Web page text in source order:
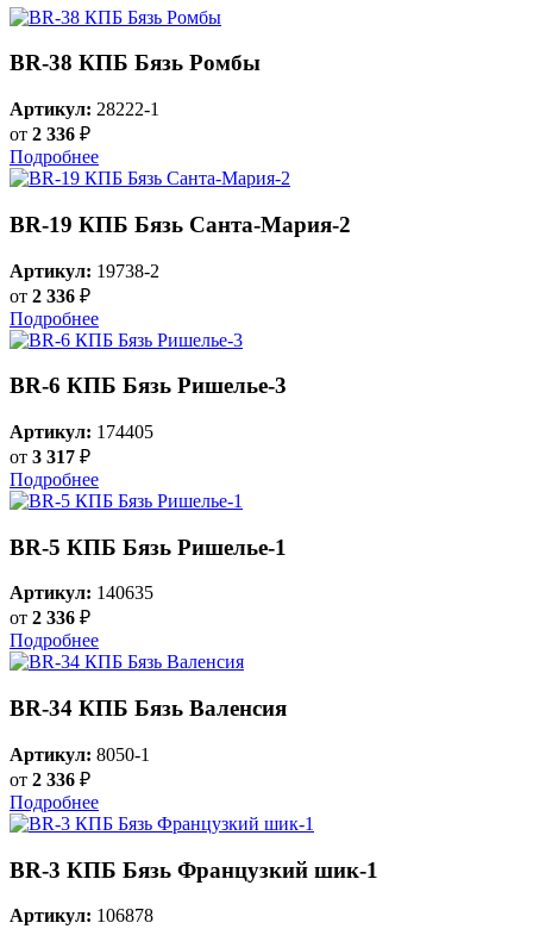
BR-38 КПБ Бязь Ромбы
Артикул: 28222-1
от 2 336 ₽
Подробнее
BR-19 КПБ Бязь Санта-Мария-2
Артикул: 19738-2
от 2 336 ₽
Подробнее
BR-6 КПБ Бязь Ришелье-3
Артикул: 174405
от 3 317 ₽
Подробнее
BR-5 КПБ Бязь Ришелье-1
Артикул: 140635
от 2 336 ₽
Подробнее
BR-34 КПБ Бязь Валенсия
Артикул: 8050-1
от 2 336 ₽
Подробнее
BR-3 КПБ Бязь Французкий шик-1
Артикул: 106878